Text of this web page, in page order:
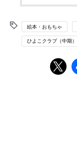
絵本・おもちゃ
ひよこクラブ（中期）